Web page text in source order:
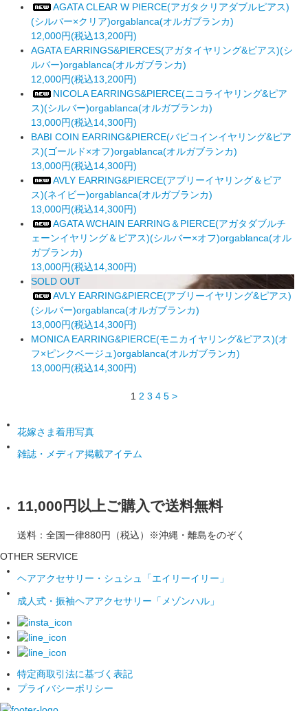
AGATA CLEAR W PIERCE(アガタクリアダブルピアス)
(シルバー×クリア)orgablanca(オルガブランカ)
12,000円(税込13,200円)
AGATA EARRINGS&PIERCES(アガタイヤリング&ピアス)(シ
ルバー)orgablanca(オルガブランカ)
12,000円(税込13,200円)
NICOLA EARRINGS&PIERCE(ニコライヤリング&ピア
ス)(シルバー)orgablanca(オルガブランカ)
13,000円(税込14,300円)
BABI COIN EARRING&PIERCE(バビコインイヤリング&ピア
ス)(ゴールド×オフ)orgablanca(オルガブランカ)
13,000円(税込14,300円)
AVLY EARRING&PIERCE(アブリーイヤリング＆ピア
ス)(ネイビー)orgablanca(オルガブランカ)
13,000円(税込14,300円)
AGATA WCHAIN EARRING＆PIERCE(アガタダブルチ
ェーンイヤリング＆ピアス)(シルバー×オフ)orgablanca(オル
ガブランカ)
13,000円(税込14,300円)
SOLD OUT
AVLY EARRING&PIERCE(アブリーイヤリング&ピアス)
(シルバー)orgablanca(オルガブランカ)
13,000円(税込14,300円)
MONICA EARRING&PIERCE(モニカイヤリング&ピアス)(オ
フ×ピンクベージュ)orgablanca(オルガブランカ)
13,000円(税込14,300円)
1 2 3 4 5 >
花嫁さま着用写真
雑誌・メディア掲載アイテム
11,000円以上ご購入で送料無料
送料：全国一律880円（税込）※沖縄・離島をのぞく
OTHER SERVICE
ヘアアクセサリー・シュシュ「エイリーイリー」
成人式・振袖ヘアアクセサリー「メゾンハル」
特定商取引法に基づく表記
プライバシーポリシー